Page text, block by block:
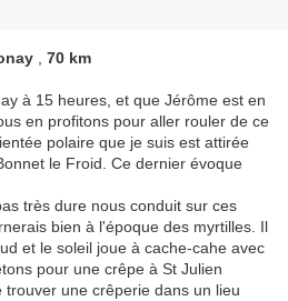
70 km
à 15 heures, et que Jérôme est en
en profitons pour aller rouler de ce
polaire que je suis est attirée
le Froid. Ce dernier évoque
très dure nous conduit sur ces
bien à l'époque des myrtilles. Il
et le soleil joue à cache-cahe avec
pour une crêpe à St Julien
une crêperie dans un lieu